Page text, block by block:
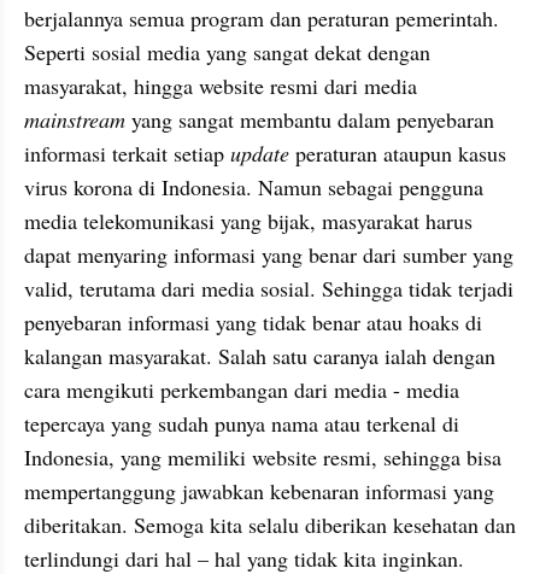
berjalannya semua program dan peraturan pemerintah.
Seperti sosial media yang sangat dekat dengan
mainstream yang sangat membantu dalam penyebaran
informasi terkait setiap update peraturan ataupun kasus
virus korona di Indonesia. Namun sebagai pengguna
media telekomunikasi yang bijak, masyarakat harus
dapat menyaring informasi yang benar dari sumber yang
valid, terutama dari media sosial. Sehingga tidak terjadi
penyebaran informasi yang tidak benar atau hoaks di
kalangan masyarakat. Salah satu caranya ialah dengan
cara mengikuti perkembangan dari media - media
tepercaya yang sudah punya nama atau terkenal di
Indonesia, yang memiliki website resmi, sehingga bisa
mempertanggung jawabkan kebenaran informasi yang
diberitakan. Semoga kita selalu diberikan kesehatan dan
terlindungi dari hal – hal yang tidak kita inginkan.